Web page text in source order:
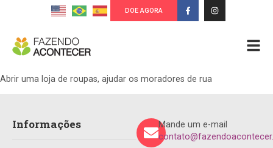
DOE AGORA
Abrir uma loja de roupas, ajudar os moradores de rua
Informações
Mande um e-mail